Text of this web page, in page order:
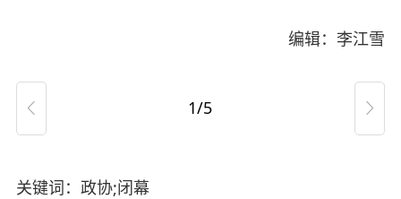
编辑：李江雪
 1/5 
关键词：政协;闭幕